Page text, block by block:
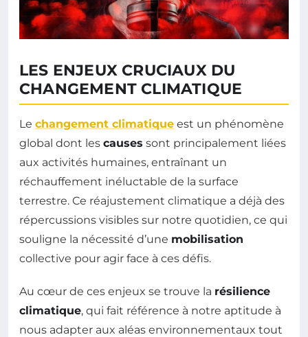
LES ENJEUX CRUCIAUX DU
CHANGEMENT CLIMATIQUE
Le changement climatique est un phénomène
global dont les causes sont principalement liées
aux activités humaines, entraînant un
réchauffement inéluctable de la surface
terrestre. Ce réajustement climatique a déjà des
répercussions visibles sur notre quotidien, ce qui
souligne la nécessité d’une mobilisation
collective pour agir face à ces défis.
Au cœur de ces enjeux se trouve la résilience
climatique, qui fait référence à notre aptitude à
nous adapter aux aléas environnementaux tout